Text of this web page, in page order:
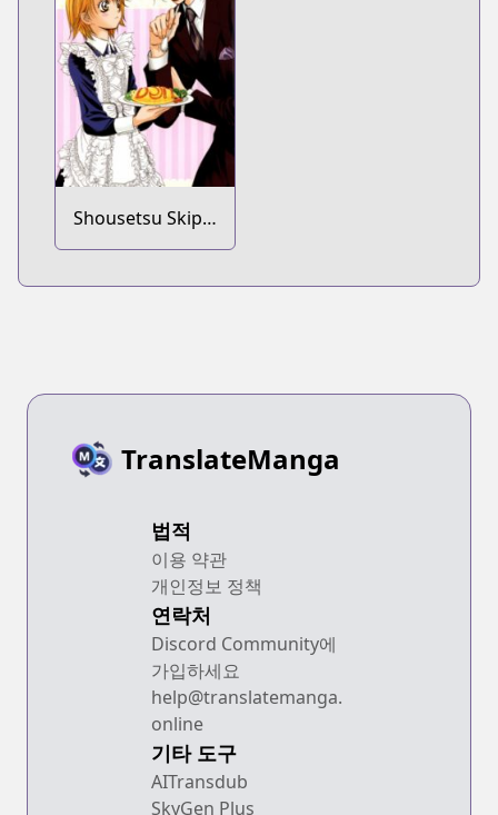
Shousetsu Skip
Beat!: Kyouko no
TranslateManga
법적
이용 약관
개인정보 정책
연락처
Discord Community에
가입하세요
help@translatemanga.
online
기타 도구
AITransdub
SkyGen Plus